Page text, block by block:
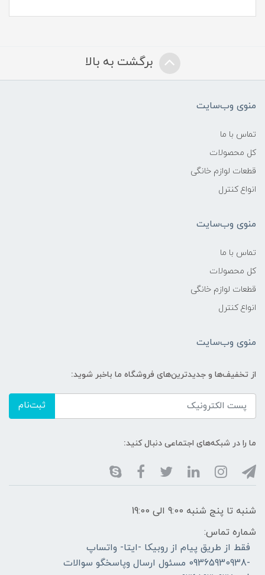
برگشت به بالا
منوی وب‌سایت
تماس با ما
کل محصولات
قطعات لوازم خانگی
انواع کنترل
منوی وب‌سایت
تماس با ما
کل محصولات
قطعات لوازم خانگی
انواع کنترل
منوی وب‌سایت
از تخفیف‌ها و جدیدترین‌های فروشگاه ما باخبر شوید:
ثبت‌نام
ما را در شبکه‌های اجتماعی دنبال کنید:
شنبه تا پنج شنبه 9:00 الی 19:00
شماره تماس:
فقط از طریق پیام از روبیکا -ایتا- واتساپ
-09365930938 مسئول ارسال وپاسخگو سوالات